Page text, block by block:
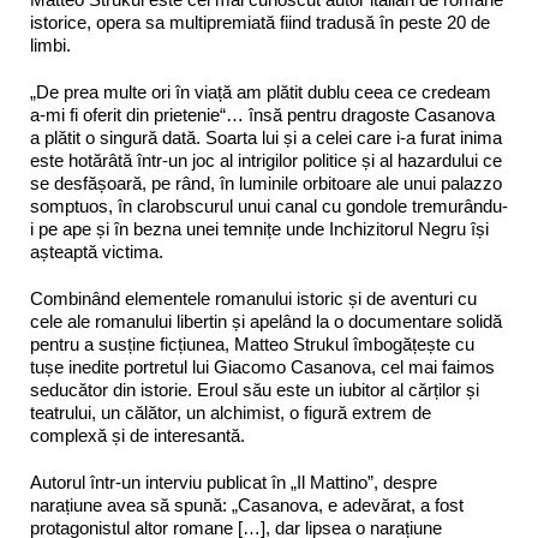
istorice, opera sa multipremiată fiind tradusă în peste 20 de
limbi.
„De prea multe ori în viață am plătit dublu ceea ce credeam
a‑mi fi oferit din prietenie“… însă pentru dragoste Casanova
a plătit o singură dată. Soarta lui și a celei care i-a furat inima
este hotărâtă într-un joc al intrigilor politice și al hazardului ce
se desfășoară, pe rând, în luminile orbitoare ale unui palazzo
somptuos, în clarobscurul unui canal cu gondole tremurându-
i pe ape și în bezna unei temnițe unde Inchizitorul Negru își
așteaptă victima.
Combinând elementele romanului istoric și de aventuri cu
cele ale romanului libertin și apelând la o documentare solidă
pentru a susține ficțiunea, Matteo Strukul îmbogățește cu
tușe inedite portretul lui Giacomo Casanova, cel mai faimos
seducător din istorie. Eroul său este un iubitor al cărților și
teatrului, un călător, un alchimist, o figură extrem de
complexă și de interesantă.
Autorul într-un interviu publicat în „Il Mattino”, despre
narațiune avea să spună: „Casanova, e adevărat, a fost
protagonistul altor romane […], dar lipsea o narațiune